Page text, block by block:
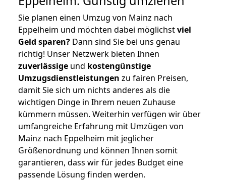
Sie planen einen Umzug von Mainz nach
Eppelheim und möchten dabei möglichstviel
Geld sparen? Dann sind Sie bei uns genau
richtig! Unser Netzwerk bieten Ihnen
zuverlässige und kostengünstige
Umzugsdienstleistungen zu fairen Preisen,
damit Sie sich um nichts anderes als die
wichtigen Dinge in Ihrem neuen Zuhause
kümmern müssen. Weiterhin verfügen wir über
umfangreiche Erfahrung mit Umzügen von
Mainz nach Eppelheim mit jeglicher
Größenordnung und können Ihnen somit
garantieren, dass wir für jedes Budget eine
passende Lösung finden werden.